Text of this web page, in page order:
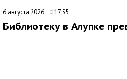
6 августа 2026 17:55
Библиотеку в Алупке